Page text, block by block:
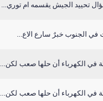
تحييد الجيش يقسمه ام توري...
في الجنوب خبرٌ سارع الاع...
في الكهرباء أن حلها صعب لكن...
في الكهرباء أن حلها صعب لكن...